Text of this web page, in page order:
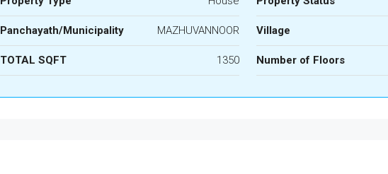
Panchayath/Municipality MAZHUVANNOOR Village
TOTAL SQFT 1350 Number of Floors